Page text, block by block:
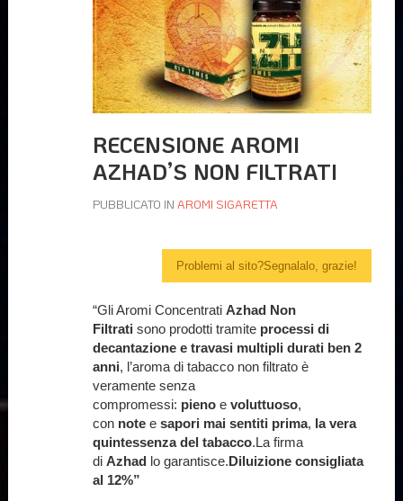
RECENSIONE AROMI
AZHAD’S NON FILTRATI
PUBBLICATO IN AROMI SIGARETTA
Problemi al sito?Segnalalo, grazie!
“Gli Aromi Concentrati Azhad Non
Filtrati sono prodotti tramite processi di
decantazione e travasi multipli durati ben 2
anni, l’aroma di tabacco non filtrato è
veramente senza
compromessi: pienoe voluttuoso,
con notee sapori mai sentiti prima, la vera
quintessenza del tabacco.La firma
di Azhadlo garantisce.Diluizione consigliata
al 12%”